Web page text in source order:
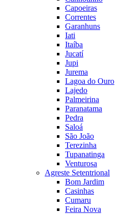
Capoeiras
Correntes
Garanhuns
Iati
Itaíba
Jucatí
Jupi
Jurema
Lagoa do Ouro
Lajedo
Palmeirina
Paranatama
Pedra
Saloá
São João
Terezinha
Tupanatinga
Venturosa
Agreste Setentrional
Bom Jardim
Casinhas
Cumaru
Feira Nova